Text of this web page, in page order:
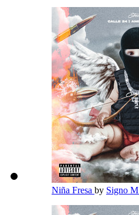
Niña Fresa by Signo M